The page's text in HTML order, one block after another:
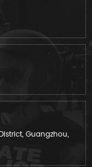
Guangzhou,